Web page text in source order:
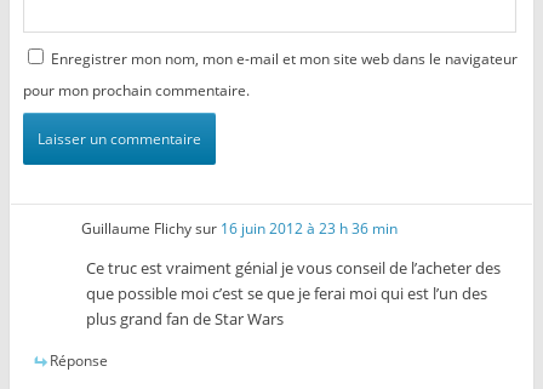
Enregistrer mon nom, mon e-mail et mon site web dans le navigateur
pour mon prochain commentaire.
Guillaume Flichysur 16 juin 2012 à 23 h 36 min
Ce truc est vraiment génial je vous conseil de l’acheter des
que possible moi c’est se que je ferai moi qui est l’un des
plus grand fan de Star Wars
Réponse